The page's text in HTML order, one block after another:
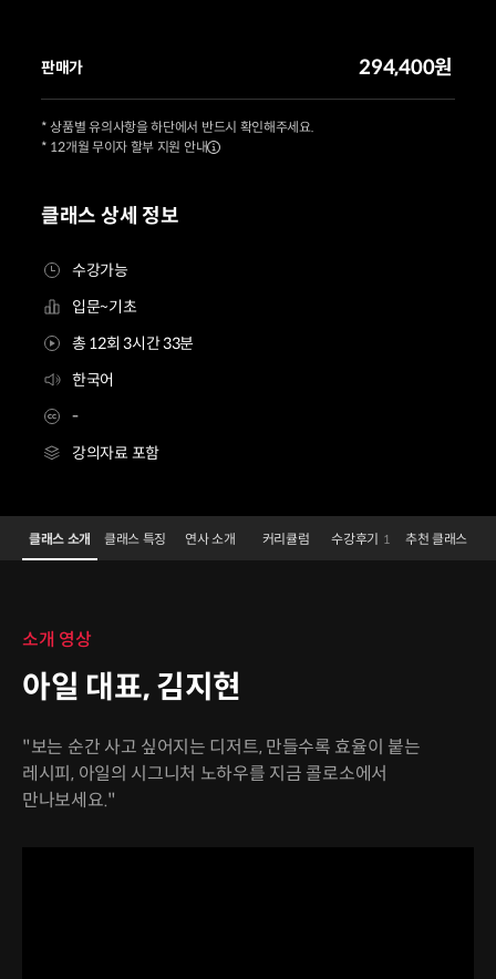
클래스 상세 정보
수강가능
입문~기초
총 12회 3시간 33분
한국어
-
강의자료 포함
판매가 294,400원
* 상품별 유의사항을 하단에서 반드시 확인해주세요.
* 12개월 무이자 할부 지원 안내
아일대표 김지현Details
Configuration Information Shortcuts
클래스 소개 클래스 특징 연사 소개 커리큘럼 수강후기 1 추천 클래스
소개 영상
아일 대표, 김지현
"보는 순간 사고 싶어지는 디저트, 만들수록 효율이 붙는
레시피, 아일의 시그니처 노하우를 지금 콜로소에서
만나보세요."